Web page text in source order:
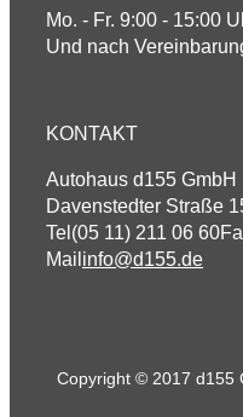
Mo. - Fr. 9:00 - 15:00
Und nach
KONTAKT
Autohaus d155 GmbH
Davenstedter Straße
Tel (05 11) 211 06 60
Mail info@d155.de
Copyright © 2017 d155